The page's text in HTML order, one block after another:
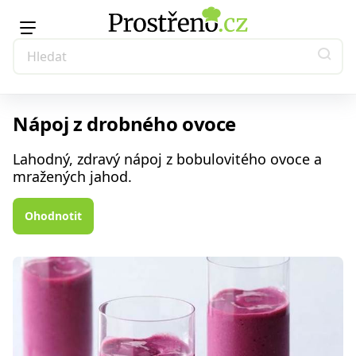
Nápoj z drobného ovoce
Lahodný, zdravý nápoj z bobulovitého ovoce a
mražených jahod.
Ohodnotit